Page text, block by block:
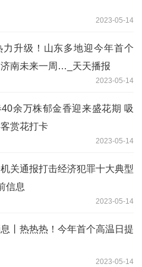
2023-05-14
升级！山东多地迎今年首个
南未来一周…_天天播报
2023-05-14
余万株郁金香迎来盛花期 吸
赏花打卡
2023-05-14
关通报打击经济犯罪十大典型
信息
2023-05-14
丨热热热！今年首个高温日提
2023-05-14